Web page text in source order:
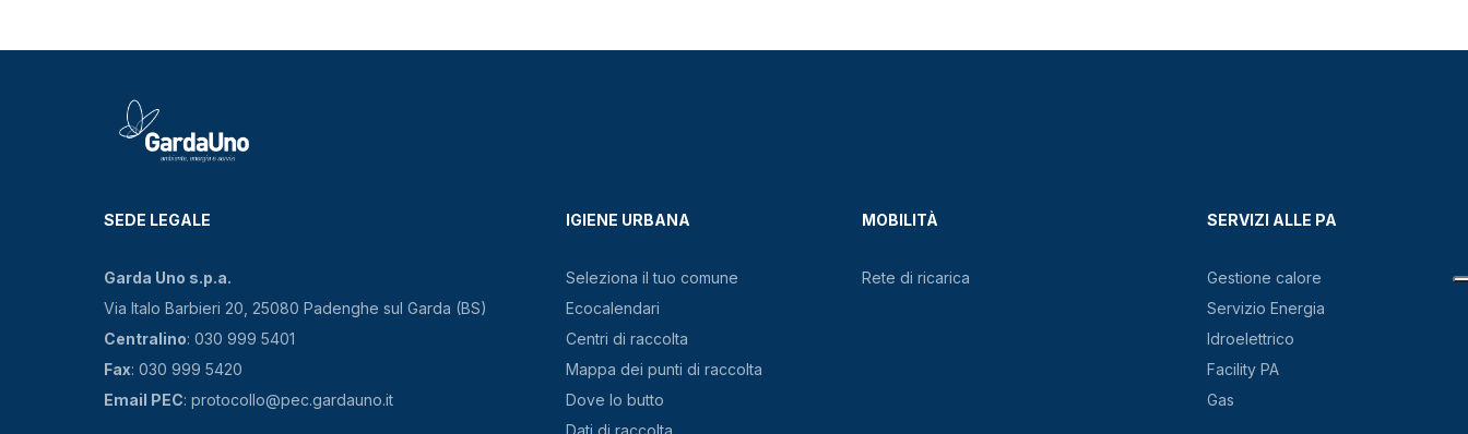
SEDE LEGALE
Garda Uno s.p.a.
Via Italo Barbieri 20, 25080 Padenghe sul Garda (BS)
Centralino: 030 999 5401
Fax: 030 999 5420
Email PEC: protocollo@pec.gardauno.it
IGIENE URBANA
Seleziona il tuo comune
Ecocalendari
Centri di raccolta
Mappa dei punti di raccolta
Dove lo butto
Dati di raccolta
MOBILITÀ
Rete di ricarica
SERVIZI ALLE PA
Gestione calore
Servizio Energia
Idroelettrico
Facility PA
Gas